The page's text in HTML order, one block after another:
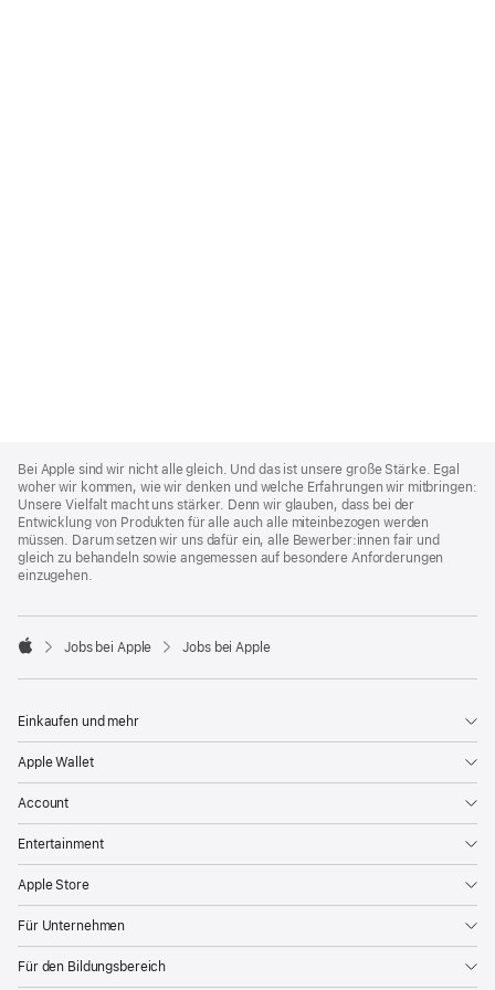
Footer
Bei Apple sind wir nicht alle gleich. Und das ist unsere große Stärke. Egal
woher wir kommen, wie wir denken und welche Erfahrungen wir mitbringen:
Unsere Vielfalt macht uns stärker. Denn wir glauben, dass bei der
Entwicklung von Produkten für alle auch alle miteinbezogen werden
müssen. Darum setzen wir uns dafür ein, alle Bewerber:innen fair und
gleich zu behandeln sowie angemessen auf besondere Anforderungen
einzugehen.

Jobs bei Apple Jobs bei Apple
Einkaufen und mehr
Apple Wallet
Account
Entertainment
Apple Store
Für Unternehmen
Für den Bildungsbereich